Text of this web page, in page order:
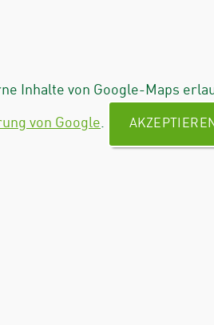
Inhalte von Google-Maps
von Google AKZEPTIEREN